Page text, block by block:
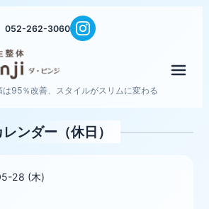
052-262-3060
は95％改善、スタイルがスリムに変わる
レンダー（休日）
28 (木)